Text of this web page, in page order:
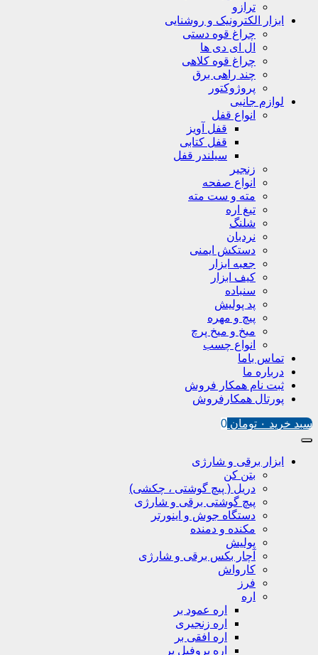
ترازو
ابزار الکترونیک و روشنایی
چراغ قوه دستی
ال ای دی ها
چراغ قوه کلاهی
چند راهی برق
پروژوکتور
لوازم جانبی
انواع قفل
قفل آویز
قفل کتابی
سیلندر قفل
زنجیر
انواع صفحه
مته و ست مته
تیغ اره
شلنگ
نردبان
دستکش ایمنی
جعبه ابزار
کیف ابزار
سنباده
پد پولیش
پیچ و مهره
میخ و میخ پرچ
انواع چسب
تماس باما
درباره ما
ثبت نام همکار فروش
پورتال همکارفروش
سبد خرید ۰ تومان 0
ابزار برقی و شارژی
بتن کن
دریل ( پیچ گوشتی ، چکشی)
پیچ گوشتی برقی و شارژی
دستگاه جوش و اینورتر
مکنده و دمنده
پولیش
آچار بکس برقی و شارژی
کارواش
فرز
اره
اره عمود بر
اره زنجیری
اره افقی بر
اره پروفیل پر